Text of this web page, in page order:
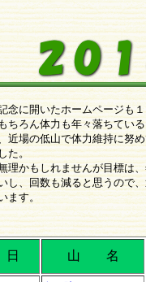
に開いたホームページも１
ちろん体力も年々落ちてい
近場の低山で体力維持に努
た。
かもしれませんが目標は、
し、回数も減ると思うので
ます。
山 名